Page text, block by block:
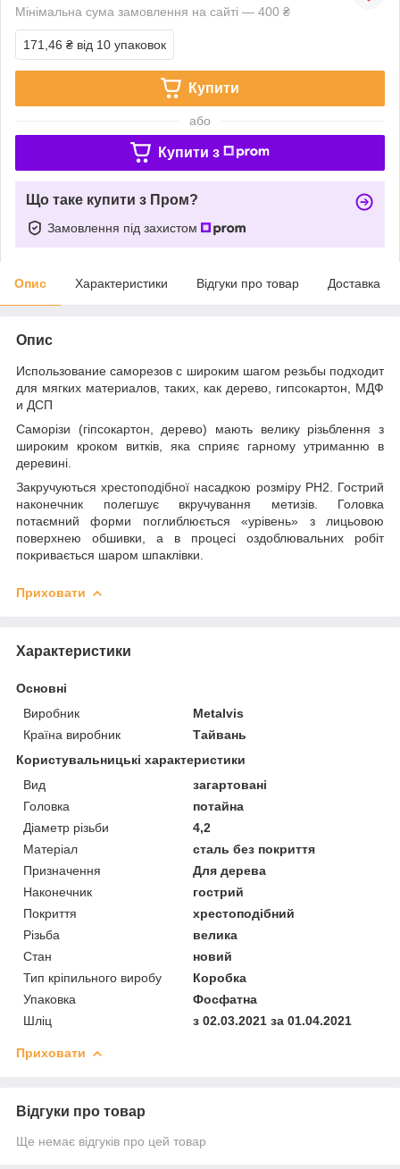
Мінімальна сума замовлення на сайті — 400 ₴
171,46 ₴ від 10 упаковок
Купити
або
Купити з
Що таке купити з Пром?
Замовлення під захистом
Опис Характеристики Відгуки про товар Доставка
Опис
Использование саморезов с широким шагом резьбы подходит
для мягких материалов, таких, как дерево, гипсокартон, МДФ
и ДСП
Саморізи (гіпсокартон, дерево) мають велику різьблення з
широким кроком витків, яка сприяє гарному утриманню в
деревині.
Закручуються хрестоподібної насадкою розміру PH2. Гострий
наконечник полегшує вкручування метизів. Головка
потаємний форми поглиблюється «урівень» з лицьовою
поверхнею обшивки, а в процесі оздоблювальних робіт
покривається шаром шпаклівки.
Приховати
Характеристики
Основні
Виробник
Metalvis
Країна виробник
Тайвань
Користувальницькі характеристики
Вид
загартовані
Головка
потайна
Діаметр різьби
4,2
Матеріал
сталь без покриття
Призначення
Для дерева
Наконечник
гострий
Покриття
хрестоподібний
Різьба
велика
Стан
новий
Тип кріпильного виробу
Коробка
Упаковка
Фосфатна
Шліц
з 02.03.2021 за 01.04.2021
Приховати
Відгуки про товар
Ще немає відгуків про цей товар